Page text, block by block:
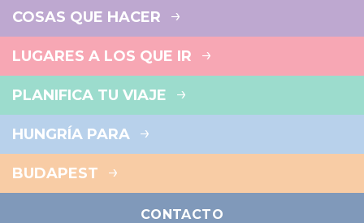
COSAS QUE HACER
LUGARES A LOS QUE IR
PLANIFICA TU VIAJE
HUNGRÍA PARA
BUDAPEST
CONTACTO